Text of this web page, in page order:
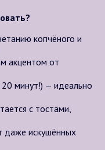
копчёного и
акцентом от
20 минут!) — идеально
с тостами,
даже искушённых